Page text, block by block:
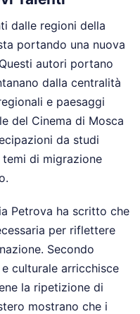
dalle regioni della
portando una nuova
autori portano
dalla centralità
e paesaggi
del Cinema di Mosca
da studi
di migrazione
Petrova ha scritto che
per riflettere
Secondo
culturale arricchisce
la ripetizione di
mostrano che i